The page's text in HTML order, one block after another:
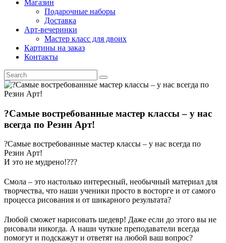
Магазин
Подарочные наборы
Доставка
Арт-вечеринки
Мастер класс для двоих
Картины на заказ
Контакты
?Самые востребованные мастер классы – у нас
всегда по Резин Арт!
?Самые востребованные мастер классы – у нас всегда по
Резин Арт!
И это не мудрено!??‍?
Смола – это настолько интересный, необычный материал для
творчества, что наши ученики просто в восторге и от самого
процесса рисования и от шикарного результата?
Любой сможет нарисовать шедевр! Даже если до этого вы не
рисовали никогда. А наши чуткие преподаватели всегда
помогут и подскажут и ответят на любой ваш вопрос?